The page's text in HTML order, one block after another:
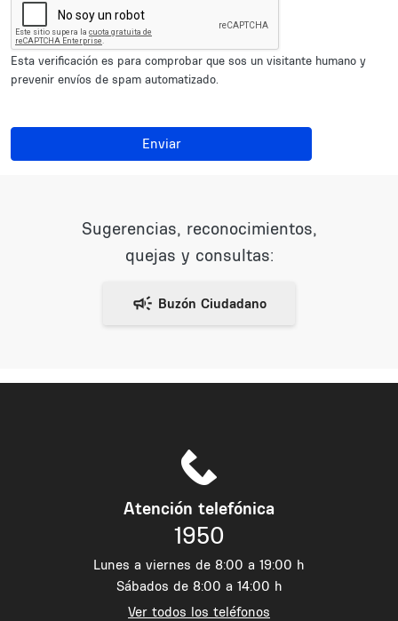
Esta verificación es para comprobar que sos un visitante humano y
prevenir envíos de spam automatizado.
Enviar
Sugerencias, reconocimientos,
quejas y consultas:
Atención telefónica
1950
Lunes a viernes de 8:00 a 19:00 h
Sábados de 8:00 a 14:00 h
Ver todos los teléfonos